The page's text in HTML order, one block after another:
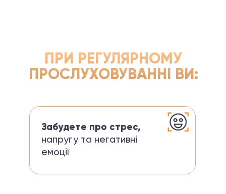
ПРИ РЕГУЛЯРНОМУ
ПРОСЛУХОВУВАННІ ВИ:
Забудете про стрес,
напругу та негативні
емоції